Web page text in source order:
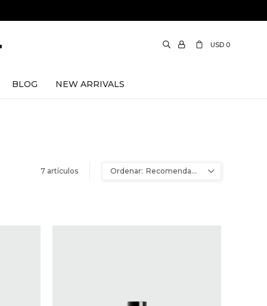
BLOG NEW ARRIVALS
USD 0
7 artículos Recomendados